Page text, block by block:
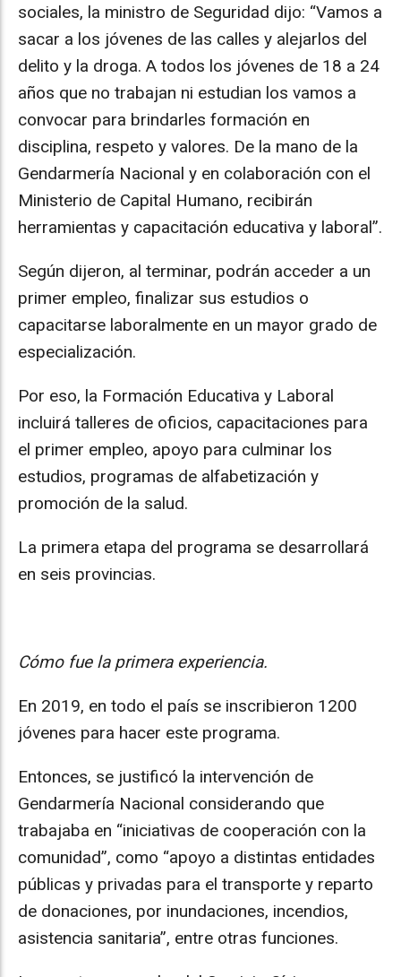
sociales, la ministro de Seguridad dijo: “Vamos a
sacar a los jóvenes de las calles y alejarlos del
delito y la droga. A todos los jóvenes de 18 a 24
años que no trabajan ni estudian los vamos a
convocar para brindarles formación en
disciplina, respeto y valores. De la mano de la
Gendarmería Nacional y en colaboración con el
Ministerio de Capital Humano, recibirán
herramientas y capacitación educativa y laboral”.
Según dijeron, al terminar, podrán acceder a un
primer empleo, finalizar sus estudios o
capacitarse laboralmente en un mayor grado de
especialización.
Por eso, la Formación Educativa y Laboral
incluirá talleres de oficios, capacitaciones para
el primer empleo, apoyo para culminar los
estudios, programas de alfabetización y
promoción de la salud.
La primera etapa del programa se desarrollará
en seis provincias.
Cómo fue la primera experiencia.
En 2019, en todo el país se inscribieron 1200
jóvenes para hacer este programa.
Entonces, se justificó la intervención de
Gendarmería Nacional considerando que
trabajaba en “iniciativas de cooperación con la
comunidad”, como “apoyo a distintas entidades
públicas y privadas para el transporte y reparto
de donaciones, por inundaciones, incendios,
asistencia sanitaria”, entre otras funciones.